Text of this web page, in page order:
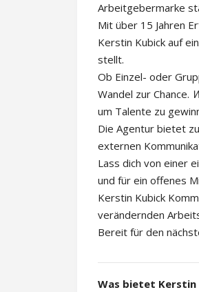
Arbeitgebermarke
Mit über 15 Jahren
Kerstin Kubick auf
stellt.
Ob Einzel- oder
Wandel zur Chance.
um Talente zu
Die Agentur bietet
externen
Lass dich von einer
und für ein offenes
Kerstin Kubick
verändernden
Bereit für den
Was bietet Kerstin